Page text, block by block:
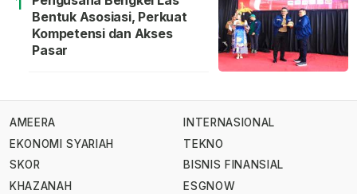
Bentuk Asosiasi, Perkuat
Kompetensi dan Akses
Pasar
AMEERA
EKONOMI SYARIAH
SKOR
KHAZANAH
INTERNASIONAL
TEKNO
BISNIS FINANSIAL
ESGNOW